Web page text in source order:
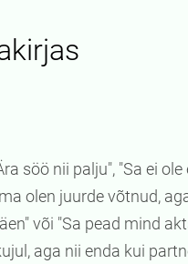
söö nii palju", "Sa ei ole
olen juurde võtnud,
või "Sa pead mind
aga nii enda kui